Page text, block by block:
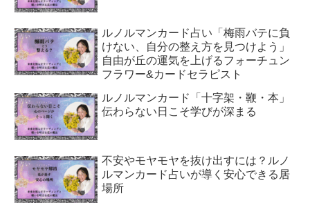
ルノルマンカード占い「梅雨バテに負
けない、自分の整え方を見つけよう」
自由が丘の運気を上げるフォーチュン
フラワー&カードセラピスト
ルノルマンカード「十字架・鞭・本」
伝わらない日こそ学びが深まる
不安やモヤモヤを抜け出すには？ルノ
ルマンカード占いが導く安心できる居
場所